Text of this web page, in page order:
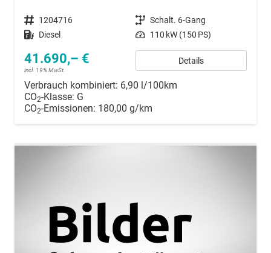
Fahrzeugnummer 1204716 Getriebe Schalt. 6-Gang
Kraftstoff Diesel Leistung 110 kW (150 PS)
41.690,– €
incl. 19% MwSt.
Details
Verbrauch kombiniert: 6,90 l/100km
CO2-Klasse: G
CO2-Emissionen: 180,00 g/km